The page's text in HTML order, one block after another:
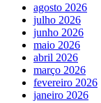
agosto 2026
julho 2026
junho 2026
maio 2026
abril 2026
março 2026
fevereiro 2026
janeiro 2026